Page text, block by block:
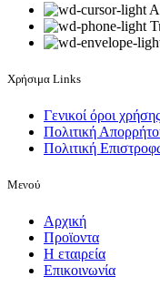
Χρήσιμα Links
Γενικοί όροι χρήσης
Πολιτική
Πολιτική
Μενού
Αρχική
Προϊοντα
Η εταιρεία
Επικοινωνία